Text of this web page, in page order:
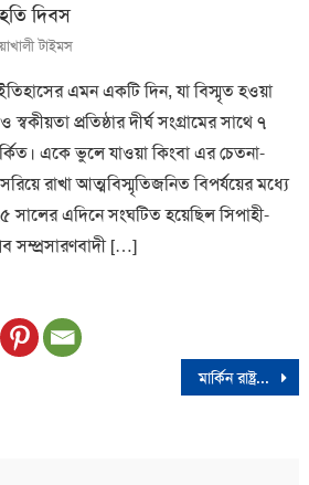
দিবস
টাইমস
এমন একটি দিন, যা বিস্মৃত হওয়া
প্রতিষ্ঠার দীর্ঘ সংগ্রামের সাথে ৭
একে ভুলে যাওয়া কিংবা এর চেতনা-
রাখা আত্মবিস্মৃতিজনিত বিপর্যয়ের মধ্যে
সালের এদিনে সংঘটিত হয়েছিল সিপাহী-
সম্প্রসারণবাদী […]
মার্কিন রাষ্ট্রদূত বার্নিকাটের গাড়িবহরে হামলার চার্জশিটভুক্ত আসামি গ্রেফতার